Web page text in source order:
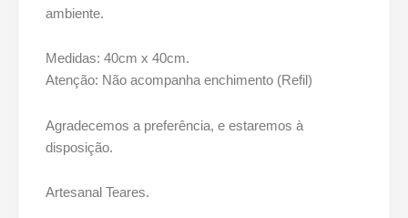
ambiente.
Medidas: 40cm x 40cm.
Atenção: Não acompanha enchimento (Refil)
Agradecemos a preferência, e estaremos à
disposição.
Artesanal Teares.